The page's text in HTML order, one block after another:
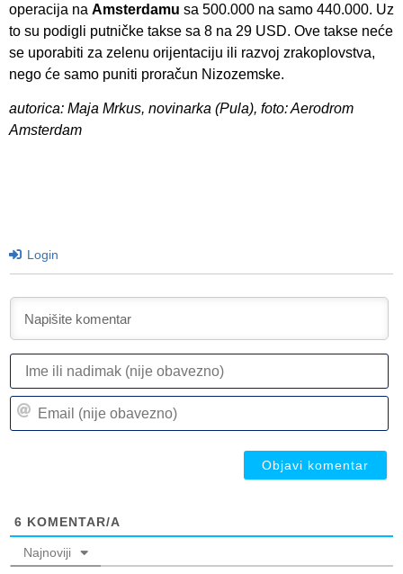
operacija na Amsterdamu sa 500.000 na samo 440.000. Uz
to su podigli putničke takse sa 8 na 29 USD. Ove takse neće
se uporabiti za zelenu orijentaciju ili razvoj zrakoplovstva,
nego će samo puniti proračun Nizozemske.
autorica: Maja Mrkus, novinarka (Pula), foto: Aerodrom
Amsterdam
Login
6 KOMENTAR/A
Najnoviji